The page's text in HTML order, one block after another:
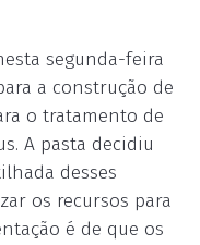
segunda-feira
a construção de
o tratamento de
A pasta decidiu
desses
os recursos para
é de que os